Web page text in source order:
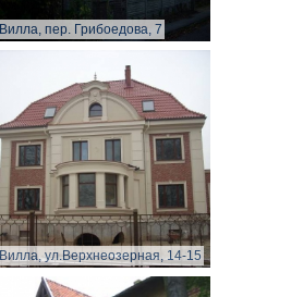
Вилла, пер. Грибоедова, 7
Вилла, ул.Верхнеозерная, 14-15